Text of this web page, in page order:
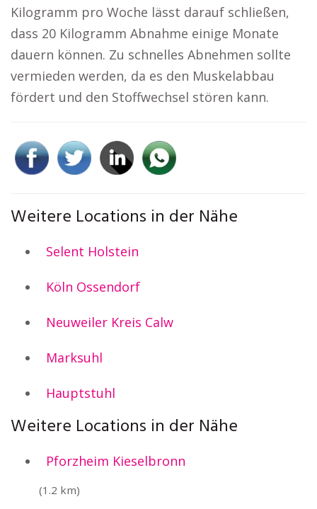
Kilogramm pro Woche lässt darauf schließen,
dass 20 Kilogramm Abnahme einige Monate
dauern können. Zu schnelles Abnehmen sollte
vermieden werden, da es den Muskelabbau
fördert und den Stoffwechsel stören kann.
Weitere Locations in der Nähe
Selent Holstein
Köln Ossendorf
Neuweiler Kreis Calw
Marksuhl
Hauptstuhl
Weitere Locations in der Nähe
Pforzheim Kieselbronn
(1.2 km)